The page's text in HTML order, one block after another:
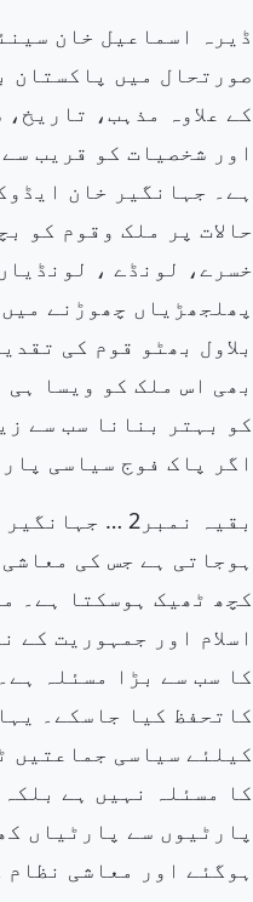
ڈیرہ اسماعیل خان
صورتحال میں پاکستان
کے علاوہ مذہب،
اور شخصیات کو قریب
ہے۔ جہانگیر خان
حالات پر ملک وقوم کو
خسرے، لونڈے ،
پھلجھڑیاں چھوڑنے
بلاول بھٹو قوم کی
بھی اس ملک کو ویسا
کو بہتر بنانا سب سے
اگر پاک فوج سیاسی
بقیہ نمبر2 … جہانگیر خان ایڈوکیٹ
ہوجاتی ہے جس کی
کچھ ٹھیک ہوسکتا ہے۔
اسلام اور جمہوریت کے
کا سب سے بڑا مسئلہ
کاتحفظ کیا جاسکے۔
کیلئے سیاسی جماعتیں
کا مسئلہ نہیں ہے
پارٹیوں سے پارٹیاں
ہوگئے اور معاشی